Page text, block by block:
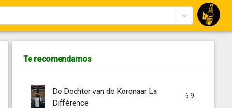
Te recomendamos
De Dochter van de Korenaar La
Différence
6.9